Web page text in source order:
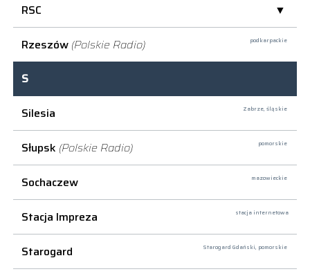
RSC
Rzeszów (Polskie Radio) podkarpackie
S
Silesia
Zabrze, śląskie
Słupsk (Polskie Radio) pomorskie
Sochaczew mazowieckie
Stacja Impreza stacja internetowa
Starogard Starogard Gdański, pomorskie